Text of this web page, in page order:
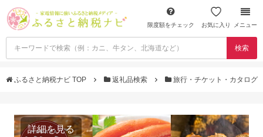
限度額をチェック お気に入り メニュー
検索
ふるさと納税ナビ TOP 返礼品検索 旅行・チケット・カタログ
詳細を見る